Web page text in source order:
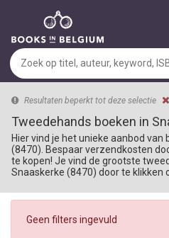
Resultaten beperkt tot deze selectie
Tweedehands boeken in
Hier vind je het unieke aanbod
(8470). Bespaar verzendkosten
te kopen! Je vind de grootste
Snaaskerke (8470) door te klikken
Geen filters ingevuld